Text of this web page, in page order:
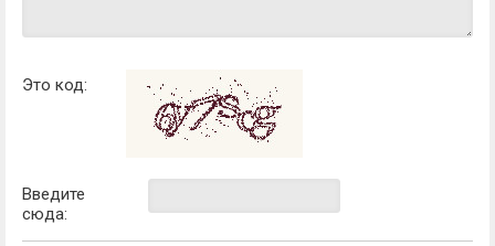
Это код:
Введите
сюда: